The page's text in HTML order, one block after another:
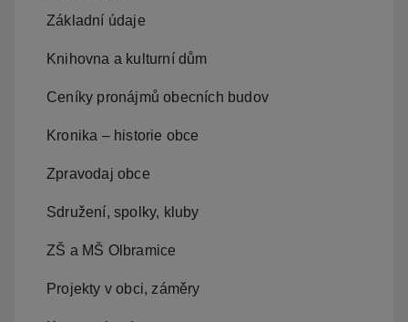
Základní údaje
Knihovna a kulturní dům
Ceníky pronájmů obecních budov
Kronika – historie obce
Zpravodaj obce
Sdružení, spolky, kluby
ZŠ a MŠ Olbramice
Projekty v obci, záměry